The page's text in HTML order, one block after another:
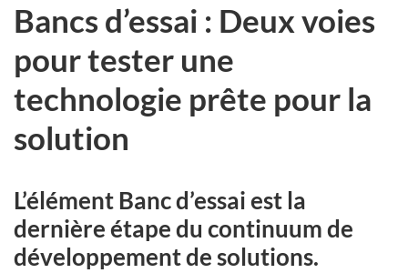
Bancs d’essai : Deux voies
pour tester une
technologie prête pour la
solution
L’élément Banc d’essai est la
dernière étape du continuum de
développement de solutions.